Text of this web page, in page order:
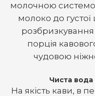
молочною
молоко до густої
розбризкування
порція
чудовою
Чиста вода
На якість кави, в